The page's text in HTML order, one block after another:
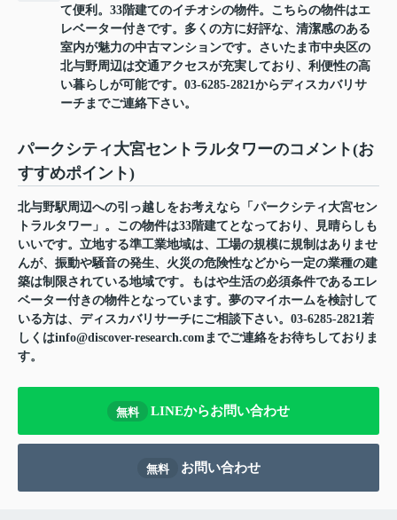
て便利。33階建てのイチオシの物件。こちらの物件はエ
レベーター付きです。多くの方に好評な、清潔感のある
室内が魅力の中古マンションです。さいたま市中央区の
北与野周辺は交通アクセスが充実しており、利便性の高
い暮らしが可能です。03-6285-2821からディスカバリサ
ーチまでご連絡下さい。
パークシティ大宮セントラルタワーのコメント(お
すすめポイント)
北与野駅周辺への引っ越しをお考えなら「パークシティ大宮セン
トラルタワー」。この物件は33階建てとなっており、見晴らしも
いいです。立地する準工業地域は、工場の規模に規制はありませ
んが、振動や騒音の発生、火災の危険性などから一定の業種の建
築は制限されている地域です。もはや生活の必須条件であるエレ
ベーター付きの物件となっています。夢のマイホームを検討して
いる方は、ディスカバリサーチにご相談下さい。03-6285-2821若
しくはinfo@discover-research.comまでご連絡をお待ちしておりま
す。
無料 LINEからお問い合わせ
無料 お問い合わせ